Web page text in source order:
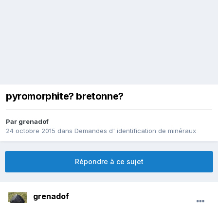
pyromorphite? bretonne?
Par grenadof
24 octobre 2015 dans Demandes d' identification de minéraux
Répondre à ce sujet
grenadof